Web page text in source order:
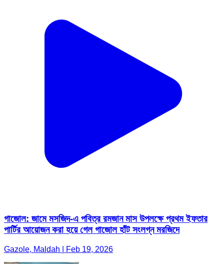
গাজোল: জামে মসজিদ-এ পবিত্র রমজান মাস উপলক্ষে প্রথম ইফতার
পার্টির আয়োজন করা হয়ে গেল গাজোল হাঁট সংলগ্ন মরজিদে
Gazole, Maldah | Feb 19, 2026